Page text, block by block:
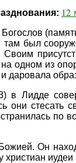
12
там был
из
в Лидде
они
по
Он